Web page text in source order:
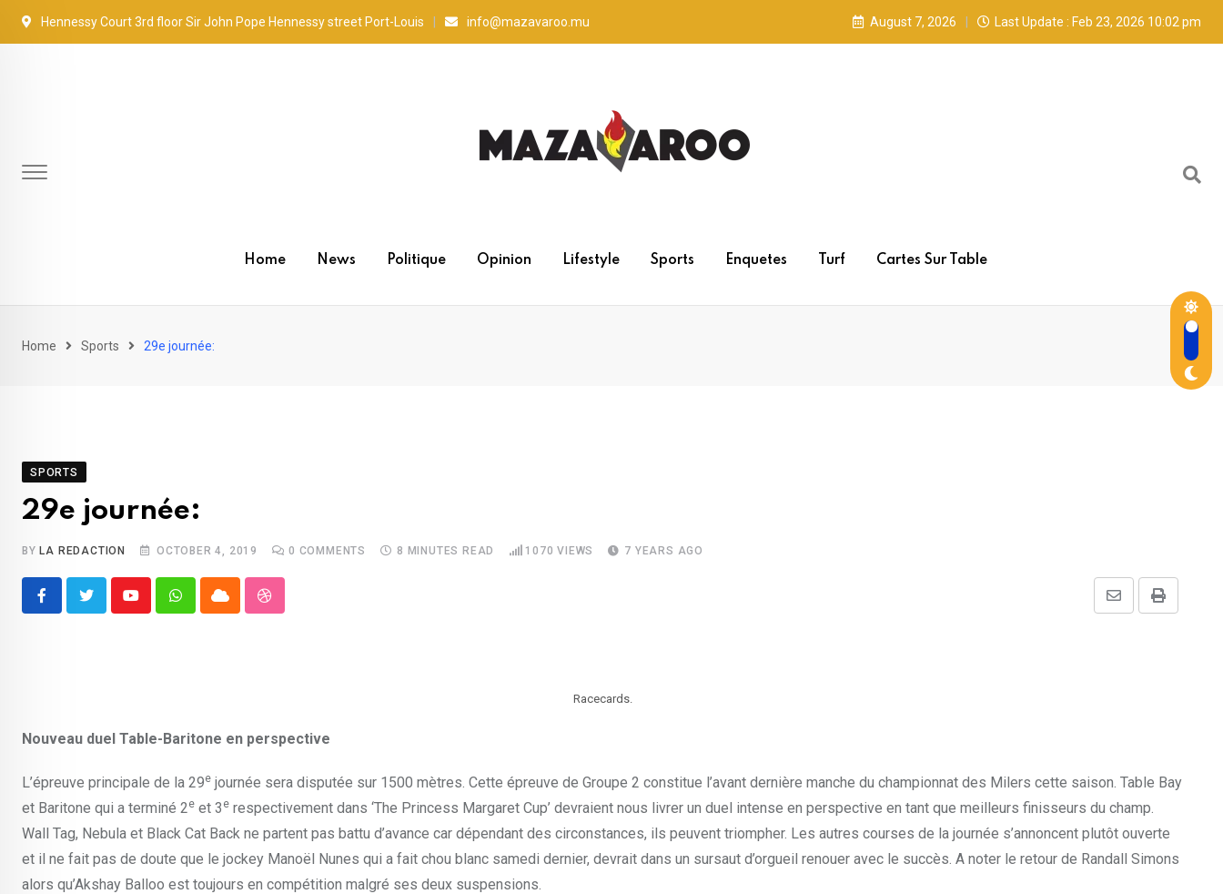
Skip
Hennessy Court 3rd floor Sir John Pope Hennessy street Port-Louis info@mazavaroo.mu August 7, 2026 Last Update : Feb 23, 2026 10:02 pm
Home News Politique Opinion Lifestyle Sports Enquetes Turf Cartes Sur Table
Home Sports 29e journée:
SPORTS
29e journée:
BY LA REDACTION OCTOBER 4, 2019 0 COMMENTS 8 MINUTES READ 1070 VIEWS 7 YEARS AGO
YoutubeWhatsappCloud StumbleUpon Print
Share
Racecards.
Nouveau duel Table-Baritone en perspective
L’épreuve principale de la 29e journée sera disputée sur 1500 mètres. Cette épreuve de Groupe 2 constitue l’avant dernière manche du championnat des Milers cette saison. Table Bay
et Baritone qui a terminé 2e et 3 e respectivement dans ‘The Princess Margaret Cup’ devraient nous livrer un duel intense en perspective en tant que meilleurs finisseurs du champ.
Wall Tag, Nebula et Black Cat Back ne partent pas battu d’avance car dépendant des circonstances, ils peuvent triompher. Les autres courses de la journée s’annoncent plutôt ouverte
et il ne fait pas de doute que le jockey Manoël Nunes qui a fait chou blanc samedi dernier, devrait dans un sursaut d’orgueil renouer avec le succès. A noter le retour de Randall Simons
alors qu’Akshay Balloo est toujours en compétition malgré ses deux suspensions.